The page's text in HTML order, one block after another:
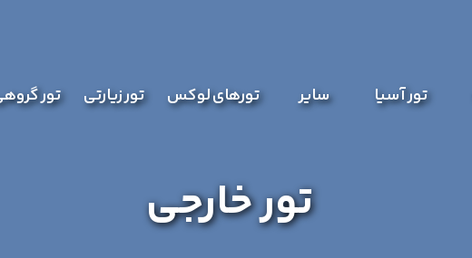
تور آسیا سایر تورهای لوکس تور زیارتی تور
تور خارجی